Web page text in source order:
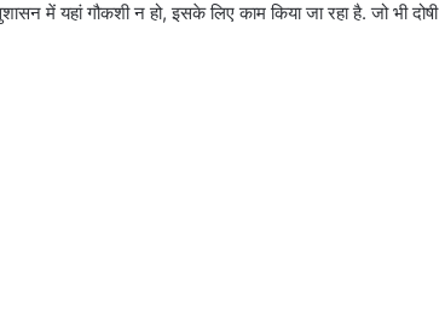
में यहां गौकशी न हो, इसके लिए काम किया जा रहा है. जो भी दोषी